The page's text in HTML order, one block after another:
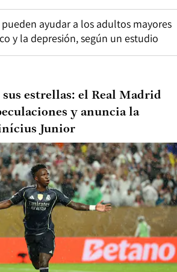
ayudar a los adultos mayores
y la depresión, según un estudio
sus estrellas: el Real Madrid
y anuncia la
Junior